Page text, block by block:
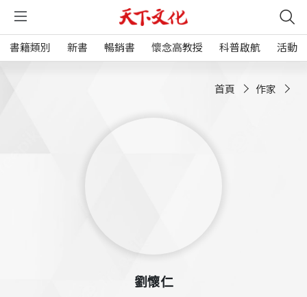
書籍類別 新書 暢銷書 懷念高教授 科普啟航 活動
首頁 作家
劉懷仁